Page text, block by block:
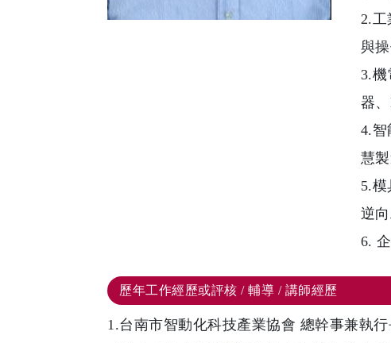
2.
與
3.機
器
4.智
慧
5.模
逆
6.
歷年工作經歷或評核 / 輔導 / 講師經歷
1.台南市智動化科技產業協會 總幹事兼執